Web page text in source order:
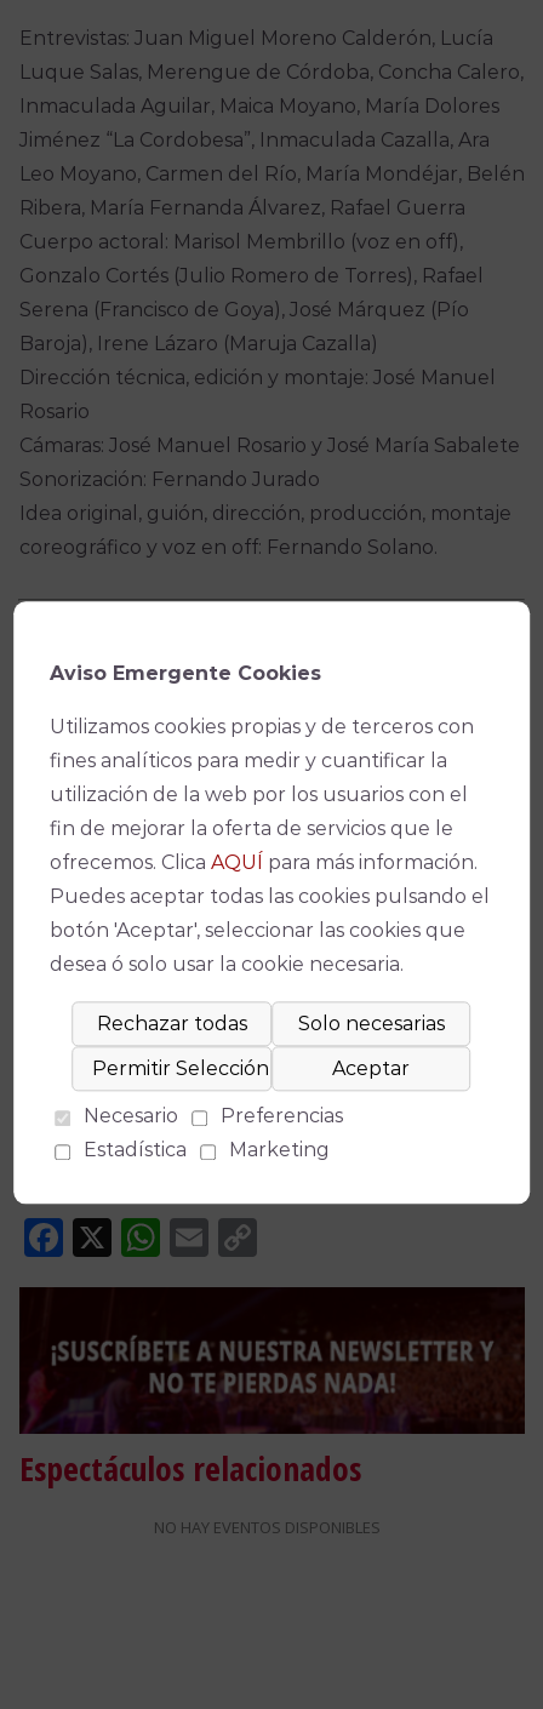
Entrevistas: Juan Miguel Moreno Calderón, Lucía
Luque Salas, Merengue de Córdoba, Concha Calero,
Inmaculada Aguilar, Maica Moyano, María Dolores
Jiménez “La Cordobesa”, Inmaculada Cazalla, Ara
Leo Moyano, Carmen del Río, María Mondéjar, Belén
Ribera, María Fernanda Álvarez, Rafael Guerra
Cuerpo actoral: Marisol Membrillo (voz en off),
Gonzalo Cortés (Julio Romero de Torres), Rafael
Serena (Francisco de Goya), José Márquez (Pío
Baroja), Irene Lázaro (Maruja Cazalla)
Dirección técnica, edición y montaje: José Manuel
Rosario
Cámaras: José Manuel Rosario y José María Sabalete
Sonorización: Fernando Jurado
Idea original, guión, dirección, producción, montaje
coreográfico y voz en off: Fernando Solano.
Ficha técnica
Teatro
Gran Teatro
24/06/2021-20:00
Precio
3 euros
Facebook
X WhatsApp
Email
Link
Espectáculos relacionados
NO HAY EVENTOS DISPONIBLES
Aviso Emergente Cookies
Utilizamos cookies propias y de terceros con
fines analíticos para medir y cuantificar la
utilización de la web por los usuarios con el
fin de mejorar la oferta de servicios que le
ofrecemos. ClicaAQUÍ
para más información.
Puedes aceptar todas las cookies pulsando el
botón 'Aceptar', seleccionar las cookies que
desea ó solo usar la cookie necesaria.
Necesario
Preferencias
Estadística
Marketing